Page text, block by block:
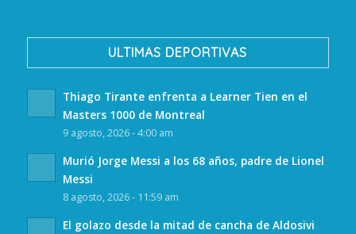
ULTIMAS DEPORTIVAS
Thiago Tirante enfrenta a Learner Tien en el
Masters 1000 de Montreal
9 agosto, 2026 - 4:00 am
Murió Jorge Messi a los 68 años, padre de Lionel
Messi
8 agosto, 2026 - 11:59 am
El golazo desde la mitad de cancha de Aldosivi